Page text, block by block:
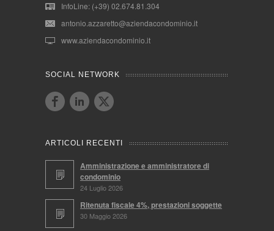
InfoLine: (+39) 02.674.81.304
antonio.azzaretto@aziendacondominio.it
www.aziendacondominio.it
SOCIAL NETWORK
ARTICOLI RECENTI
Amministrazione e amministratore di
condominio
24 Luglio 2026
Ritenuta fiscale 4%, prestazioni soggette
30 Maggio 2026